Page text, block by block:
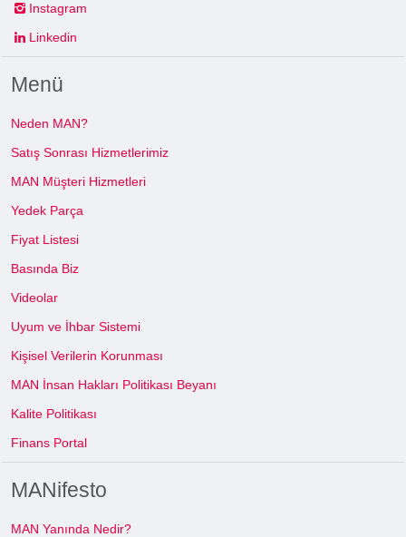
Instagram
Linkedin
Menü
Neden MAN?
Satış Sonrası Hizmetlerimiz
MAN Müşteri Hizmetleri
Yedek Parça
Fiyat Listesi
Basında Biz
Videolar
Uyum ve İhbar Sistemi
Kişisel Verilerin Korunması
MAN İnsan Hakları Politikası Beyanı
Kalite Politikası
Finans Portal
MANifesto
MAN Yanında Nedir?